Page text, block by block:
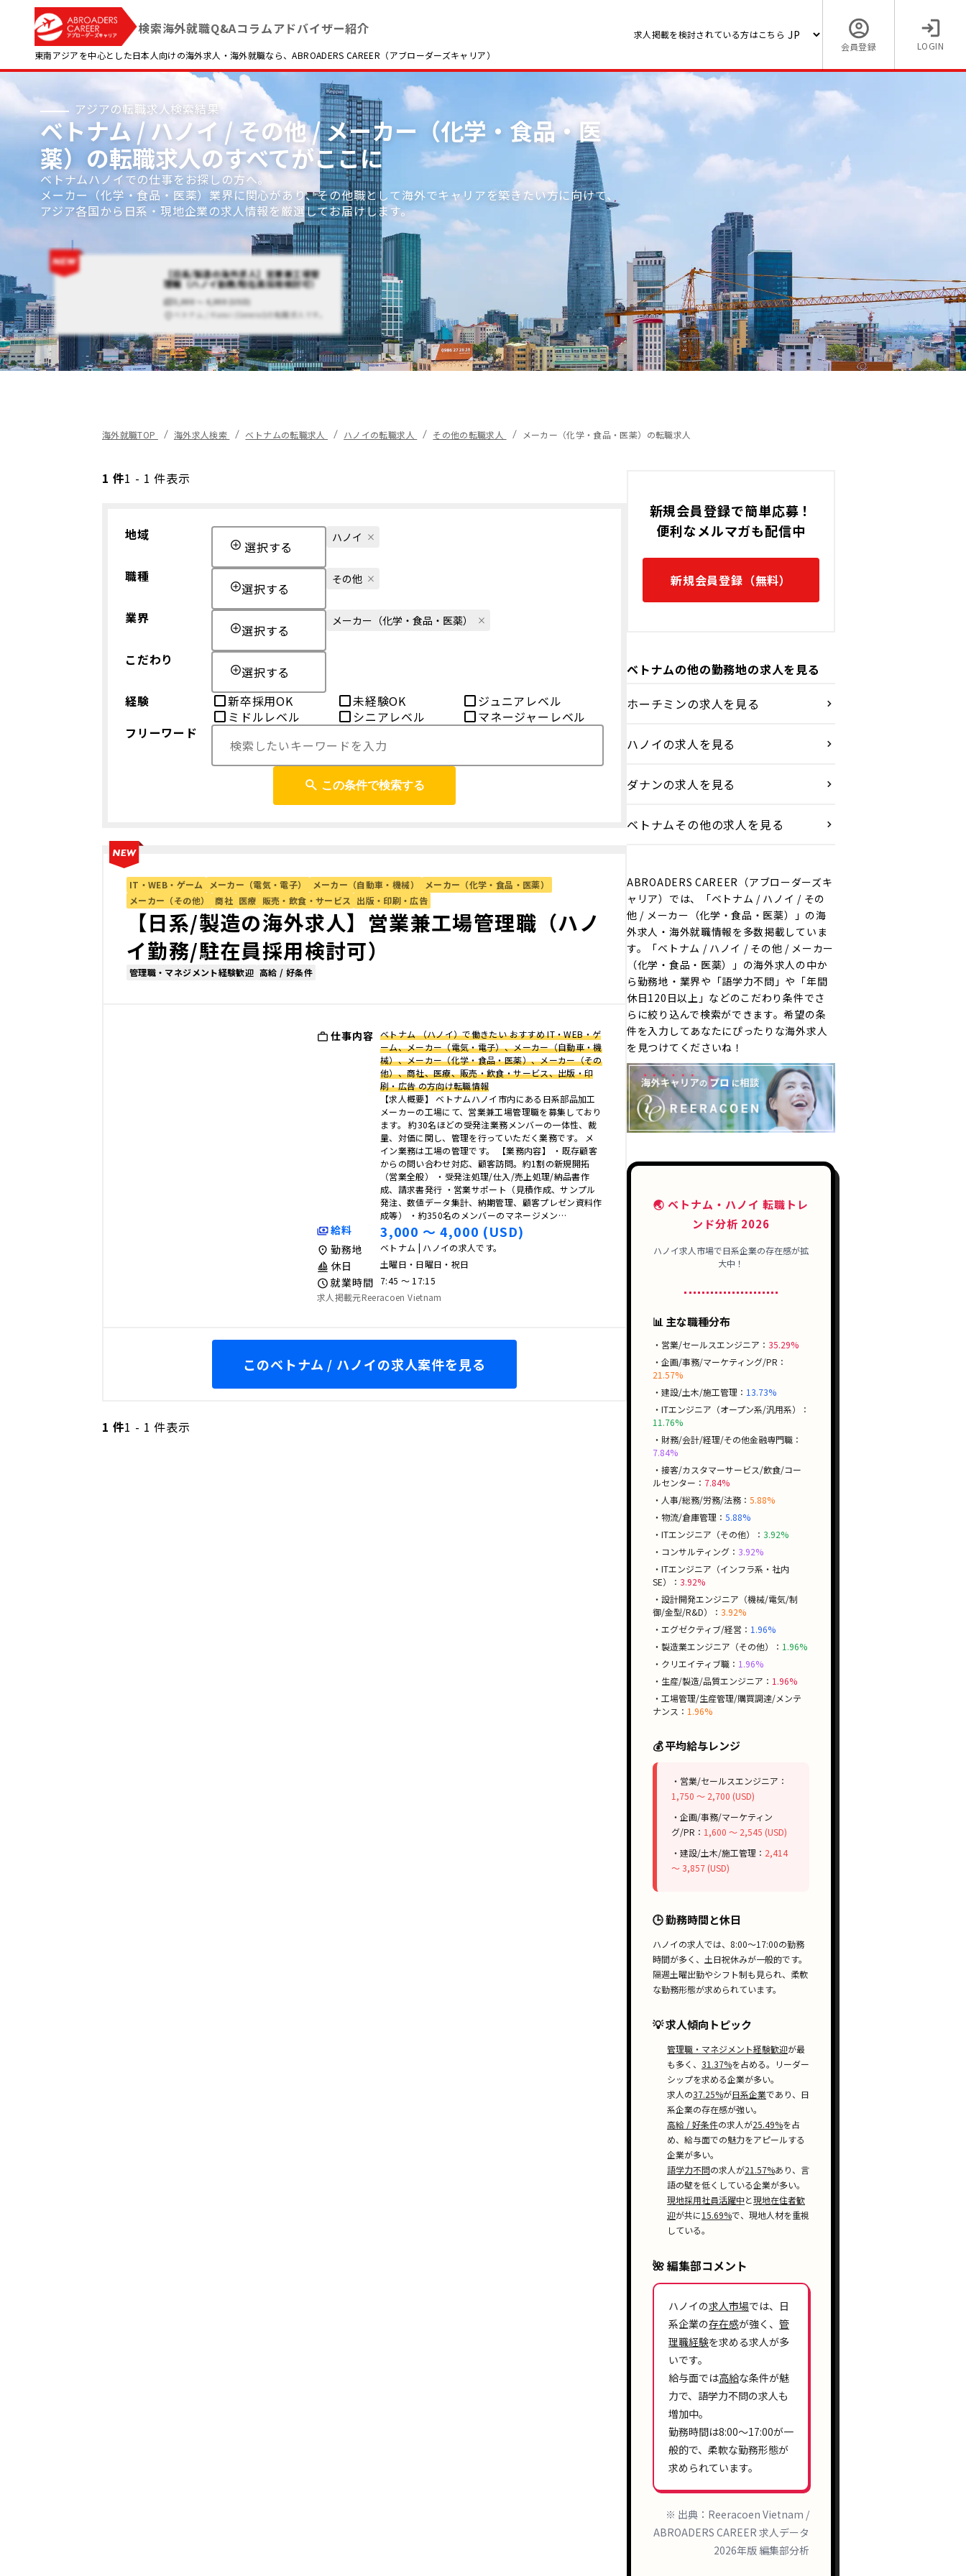
検索海外就職Q&Aコラムアドバイザー紹介
東南アジアを中心とした日本人向けの海外求人・海外就職なら、ABROADERS CAREER（アブローダーズキャリア）
求人掲載を検討されている方はこちら
会員登録
LOGIN
アジアの転職求人検索結果
ベトナム / ハノイ / その他 / メーカー（化学・食品・医
薬）の転職求人のすべてがここに
ベトナムハノイでの仕事をお探しの方へ。
メーカー（化学・食品・医薬）業界に関心があり、その他職として海外でキャリアを築きたい方に向けて、
アジア各国から日系・現地企業の求人情報を厳選してお届けします。
【日系/製造の海外求人】営業兼工場管
理職（ハノイ勤務/駐在員採用検討可）
3,000 〜 4,000 (USD)
ベトナム / Hanoi (General)の転職求人です。
海外就職TOP 海外求人検索 ベトナムの転職求人 ハノイの転職求人 その他の転職求人 メーカー（化学・食品・医薬）の転職求人
新規会員登録で簡単応募！
便利なメルマガも配信中
新規会員登録（無料）
ベトナムの他の勤務地の求人を見る
ホーチミンの求人を見る
ハノイの求人を見る
ダナンの求人を見る
ベトナムその他の求人を見る
ABROADERS CAREER（アブローダーズキ
ャリア）では、「ベトナム / ハノイ / その
他 / メーカー（化学・食品・医薬）」の海
外求人・海外就職情報を多数掲載していま
す。「ベトナム / ハノイ / その他 / メーカー
（化学・食品・医薬）」の海外求人の中か
ら勤務地・業界や「語学力不問」や「年間
休日120日以上」などのこだわり条件でさ
らに絞り込んで検索ができます。希望の条
件を入力してあなたにぴったりな海外求人
を見つけてくださいね！
🌏 ベトナム・ハノイ 転職トレ
ンド分析 2026
ハノイ求人市場で日系企業の存在感が拡
大中！
📊 主な職種分布
・営業/セールスエンジニア： 35.29%
・企画/事務/マーケティング/PR：
21.57%
・建設/土木/施工管理： 13.73%
・ITエンジニア（オープン系/汎用系）：
11.76%
・財務/会計/経理/その他金融専門職：
7.84%
・接客/カスタマーサービス/飲食/コー
ルセンター： 7.84%
・人事/総務/労務/法務： 5.88%
・物流/倉庫管理： 5.88%
・ITエンジニア（その他）： 3.92%
・コンサルティング： 3.92%
・ITエンジニア（インフラ系・社内
SE）： 3.92%
・設計開発エンジニア（機械/電気/制
御/金型/R&D）： 3.92%
・エグゼクティブ/経営： 1.96%
・製造業エンジニア（その他）： 1.96%
・クリエイティブ職： 1.96%
・生産/製造/品質エンジニア： 1.96%
・工場管理/生産管理/購買調達/メンテ
ナンス： 1.96%
💰 平均給与レンジ
・営業/セールスエンジニア：
1,750 〜 2,700 (USD)
・企画/事務/マーケティン
グ/PR： 1,600 〜 2,545 (USD)
・建設/土木/施工管理： 2,414
〜 3,857 (USD)
🕒 勤務時間と休日
ハノイの求人では、 8:00〜17:00の勤務
時間が多く、土日祝休みが一般的です。
隔週土曜出勤やシフト制も見られ、柔軟
な勤務形態が求められています。
💡 求人傾向トピック
管理職・マネジメント経験歓迎が最
も多く、 31.37%を占める。リーダー
シップを求める企業が多い。
求人の37.25%が日系企業であり、日
系企業の存在感が強い。
高給 / 好条件の求人が25.49%を占
め、給与面での魅力をアピールする
企業が多い。
語学力不問の求人が21.57%あり、言
語の壁を低くしている企業が多い。
現地採用社員活躍中と現地在住者歓
迎が共に15.69%で、現地人材を重視
している。
🌺 編集部コメント
ハノイの求人市場では、日
系企業の存在感が強く、 管
理職経験を求める求人が多
いです。
給与面では高給な条件が魅
力で、語学力不問の求人も
増加中。
勤務時間は8:00〜17:00が一
般的で、柔軟な勤務形態が
求められています。
※ 出典：Reeracoen Vietnam /
ABROADERS CAREER 求人データ
2026年版 編集部分析
1 件1 - 1 件表示
地域
選択する
ハノイ
職種
選択する
その他
業界
選択する
メーカー（化学・食品・医薬）
こだわり
選択する
経験
新卒採用OK 未経験OK
ジュニアレベル
ミドルレベル
シニアレベル
マネージャーレベル
フリーワード
この条件で検索する
IT・WEB・ゲーム メーカー（電気・電子） メーカー（自動車・機械）
メーカー（化学・食品・医薬）
メーカー（その他）
商社 医療 販売・飲食・サービス 出版・印刷・広告
【日系/製造の海外求人】営業兼工場管理職（ハノ
イ勤務/駐在員採用検討可）
管理職・マネジメント経験歓迎 高給 / 好条件
仕事内容 ベトナム （ハノイ）で働きたい おすすめ IT・WEB・ゲ
ーム、メーカー（電気・電子）、メーカー（自動車・機
械）、メーカー（化学・食品・医薬）、メーカー（その
他）、商社、医療、販売・飲食・サービス、出版・印
刷・広告 の方向け転職情報
【求人概要】 ベトナムハノイ市内にある日系部品加工
メーカーの工場にて、営業兼工場管理職を募集しており
ます。 約30名ほどの受発注業務メンバーの一体性、裁
量、対価に関し、管理を行っていただく業務です。 メ
イン業務は工場の管理です。 【業務内容】 ・既存顧客
からの問い合わせ対応、顧客訪問。約1割の新規開拓
（営業全般） ・受発注処理/仕入/売上処理/納品書作
成、請求書発行 ・営業サポート（見積作成、サンプル
発注、数値データ集計、納期管理、顧客プレゼン資料作
成等） ・約350名のメンバーのマネージメン…
給料 3,000 〜 4,000 (USD)
勤務地 ベトナム | ハノイの求人です。
休日 土曜日・日曜日・祝日
就業時間
7:45 〜 17:15
求人掲載元Reeracoen Vietnam
このベトナム / ハノイの求人案件を見る
1 件1 - 1 件表示